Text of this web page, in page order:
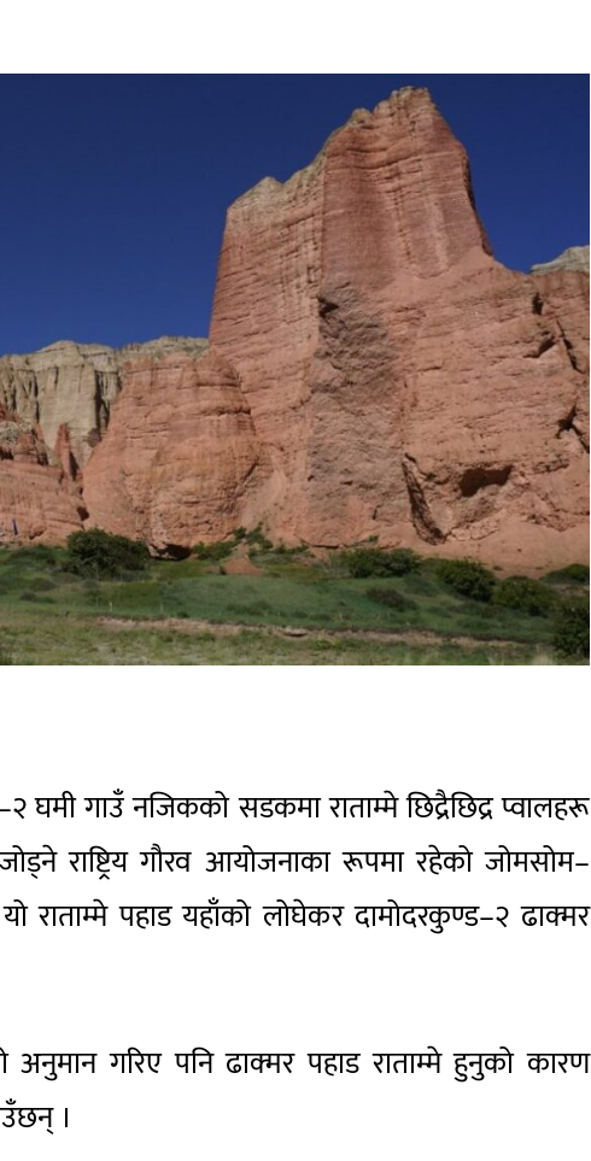
घमी गाउँ नजिकको सडकमा राताम्मे छिद्रैछिद्र प्वालहरू
राष्ट्रिय गौरव आयोजनाका रूपमा रहेको जोमसोम–
राताम्मे पहाड यहाँको लोघेकर दामोदरकुण्ड–२ ढाक्मर
गरिए पनि ढाक्मर पहाड राताम्मे हुनुको कारण
।